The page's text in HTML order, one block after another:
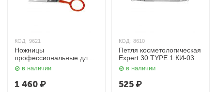
КОД: 9621
Ножницы
профессиональные для
бровей Expert 30 TYPE 1
Сталекс
в наличии
1 460₽
КОД: 8610
Петля косметологическая
Expert 30 TYPE 1 КИ-03
Сталекс
в наличии
525₽